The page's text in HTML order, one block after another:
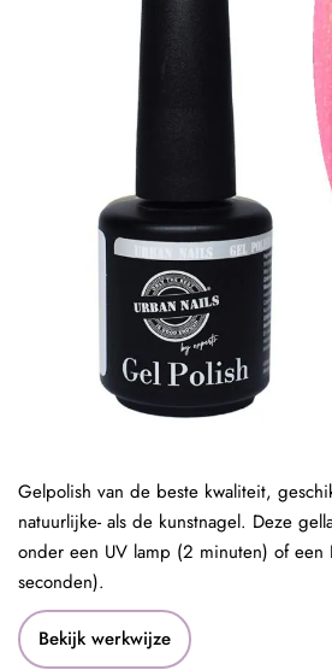
Bekijk werkwijze
Gelpolish van de beste kwaliteit,
natuurlijke- als de kunstnagel. Deze
onder een UV lamp (2 minuten) of een
seconden).